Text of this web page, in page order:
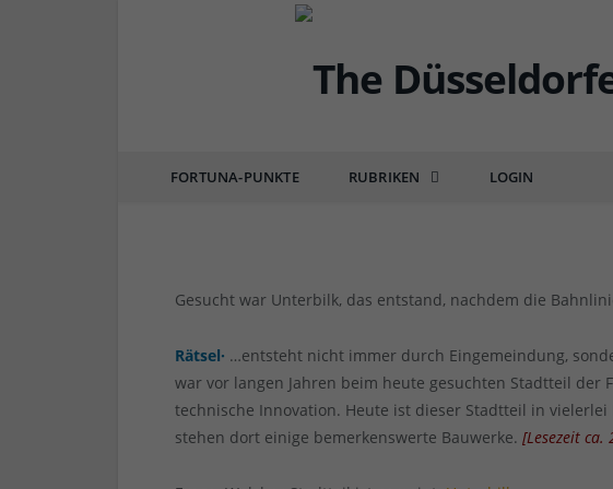
FORTUNA-PUNKTE RUBRIKEN LOGIN
Gesucht war Unterbilk, das entstand, nachdem die
Rätsel· …entsteht nicht immer durch Eingemeindung,
war vor langen Jahren beim heute gesuchten Stadtteil der
technische Innovation. Heute ist dieser Stadtteil in
stehen dort einige bemerkenswerte Bauwerke.[Lesezeit ca.